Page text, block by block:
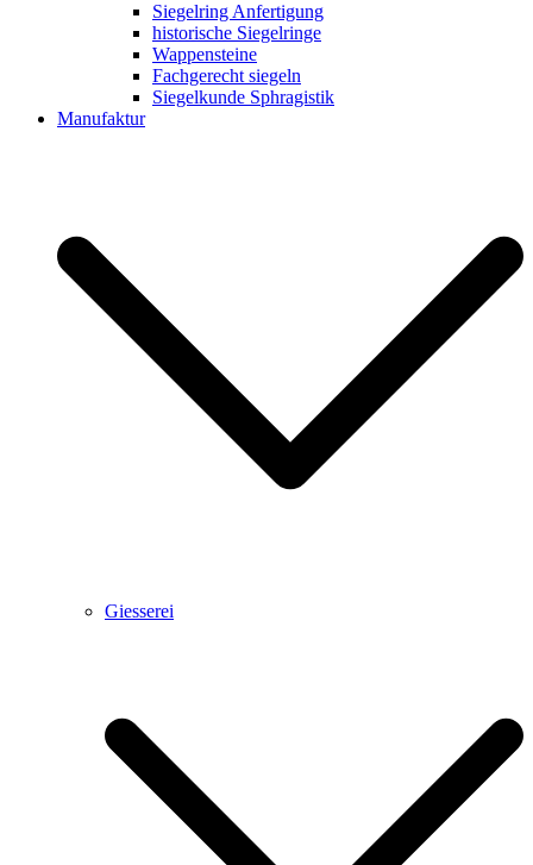
Siegelring Anfertigung
historische Siegelringe
Wappensteine
Fachgerecht siegeln
Siegelkunde Sphragistik
Manufaktur
Giesserei